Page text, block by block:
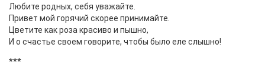
Любите родных, себя уважайте.
Привет мой горячий скорее принимайте.
Цветите как роза красиво и пышно,
И о счастье своем говорите, чтобы было еле слышно!
***